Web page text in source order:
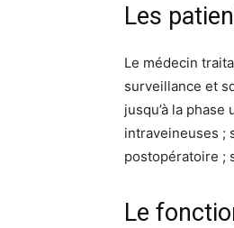
Les
Le médecin
surveillance et
jusqu’à la
intraveineuses ;
postopératoire ;
Le